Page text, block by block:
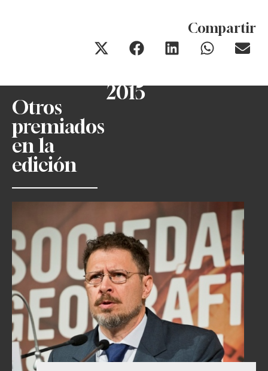
Compartir
Otros
premiados
en la
edición
2015